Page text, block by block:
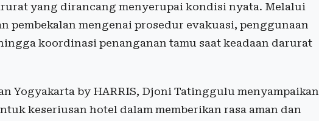
yang dirancang menyerupai kondisi nyata. Melalui
pembekalan mengenai prosedur evakuasi, penggunaan
koordinasi penanganan tamu saat keadaan darurat
Yogyakarta by HARRIS, Djoni Tatinggulu menyampaikan
keseriusan hotel dalam memberikan rasa aman dan